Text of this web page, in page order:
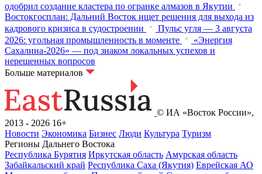
одобрил создание кластера по огранке алмазов в Якутии
Востокгосплан: Дальний Восток ищет решения для выхода из
кадрового кризиса в судостроении
Пульс угля — 3 августа
2026: угольная промышленность в моменте
«Энергия
Сахалина-2026» — под знаком локальных успехов и
нерешенных вопросов
Больше материалов
© ИА «Восток России»,
2013 - 2026 16+
Новости Экономика Бизнес Люди Культура Туризм
Регионы Дальнего Востока
Республика Бурятия Иркутская область Амурская область
Забайкальский край Республика Саха (Якутия) Еврейская АО